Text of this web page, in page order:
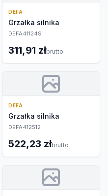
DEFA
Grzałka silnika
DEFA411249
311,91 złbrutto
DEFA
Grzałka silnika
DEFA412512
522,23 złbrutto